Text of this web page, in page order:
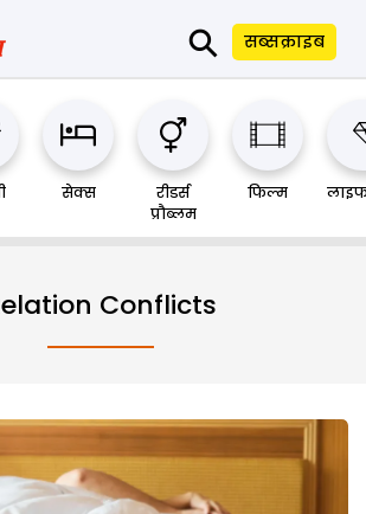
⚲ सब्सक्राइब
सेक्स
रीडर्स
प्रौब्लम
फिल्म
Conflicts